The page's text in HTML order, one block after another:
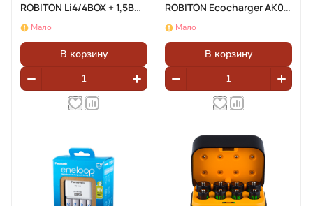
ROBITON Li4/4BOX + 1,5В
аккумуляторы 4*Li14500
(AAA) 736мАч
Мало
В корзину
ROBITON Ecocharger AK02
BL1(блистер 1шт)
Мало
В корзину